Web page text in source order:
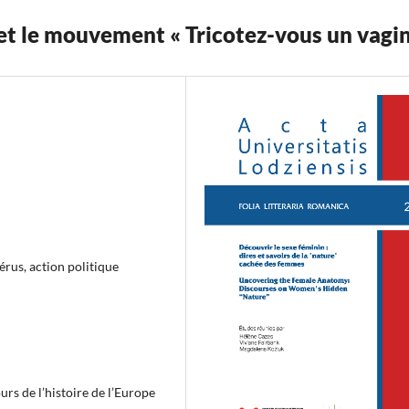
le mouvement « Tricotez-vous un
action politique
de l’histoire de l’Europe